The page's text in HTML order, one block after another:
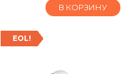
В КОРЗИНУ
EOL!